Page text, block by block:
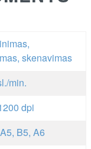
skenavimas
min.
dpi
B5, A6